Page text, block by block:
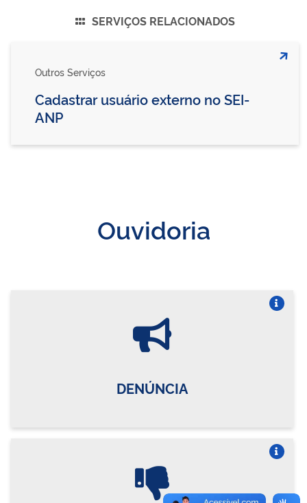
SERVIÇOS RELACIONADOS
Outros Serviços
Cadastrar usuário externo no SEI-
ANP
Ouvidoria
DENÚNCIA